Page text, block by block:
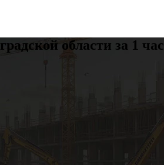
области за 1 час